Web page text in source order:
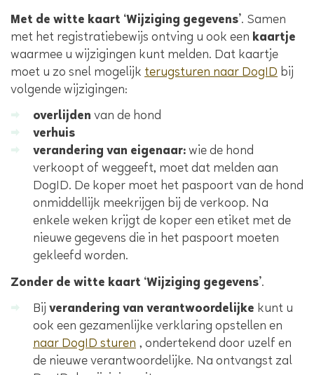
Met de witte kaart ‘Wijziging gegevens’. Samen
met het registratiebewijs ontving u ook een kaartje
waarmee u wijzigingen kunt melden. Dat kaartje
moet u zo snel mogelijk terugsturen naar DogID bij
volgende wijzigingen:
overlijden van de hond
verhuis
verandering van eigenaar:wie de hond
verkoopt of weggeeft, moet dat melden aan
DogID. De koper moet het paspoort van de hond
onmiddellijk meekrijgen bij de verkoop. Na
enkele weken krijgt de koper een etiket met de
nieuwe gegevens die in het paspoort moeten
gekleefd worden.
Zonder de witte kaart ‘Wijziging gegevens’.
Bij verandering van verantwoordelijke kunt u
ook een gezamenlijke verklaring opstellen en
naar DogID sturen , ondertekend door uzelf en
de nieuwe verantwoordelijke. Na ontvangst zal